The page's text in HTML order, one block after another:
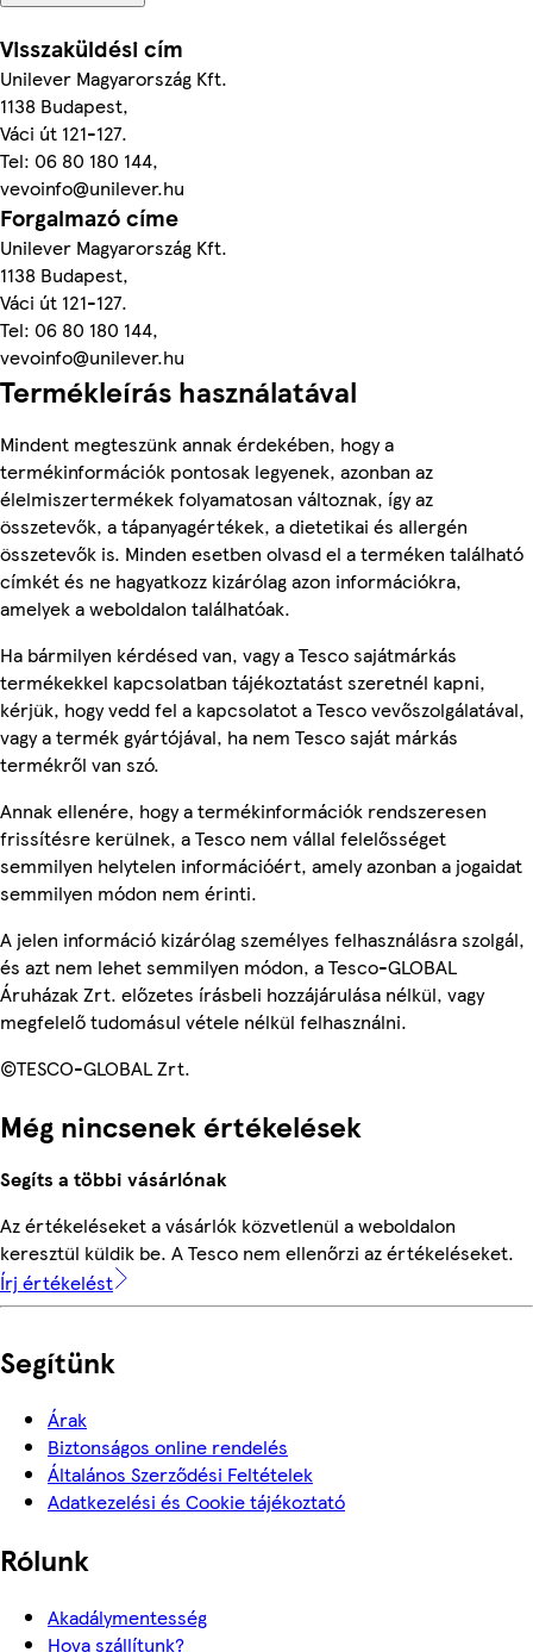
Visszaküldési cím
Unilever Magyarország Kft.
1138 Budapest,
Váci út 121-127.
Tel: 06 80 180 144,
vevoinfo@unilever.hu
Forgalmazó címe
Unilever Magyarország Kft.
1138 Budapest,
Váci út 121-127.
Tel: 06 80 180 144,
vevoinfo@unilever.hu
Termékleírás használatával
Mindent megteszünk annak érdekében, hogy a
termékinformációk pontosak legyenek, azonban az
élelmiszertermékek folyamatosan változnak, így az
összetevők, a tápanyagértékek, a dietetikai és allergén
összetevők is. Minden esetben olvasd el a terméken található
címkét és ne hagyatkozz kizárólag azon információkra,
amelyek a weboldalon találhatóak.
Ha bármilyen kérdésed van, vagy a Tesco sajátmárkás
termékekkel kapcsolatban tájékoztatást szeretnél kapni,
kérjük, hogy vedd fel a kapcsolatot a Tesco vevőszolgálatával,
vagy a termék gyártójával, ha nem Tesco saját márkás
termékről van szó.
Annak ellenére, hogy a termékinformációk rendszeresen
frissítésre kerülnek, a Tesco nem vállal felelősséget
semmilyen helytelen információért, amely azonban a jogaidat
semmilyen módon nem érinti.
A jelen információ kizárólag személyes felhasználásra szolgál,
és azt nem lehet semmilyen módon, a Tesco-GLOBAL
Áruházak Zrt. előzetes írásbeli hozzájárulása nélkül, vagy
megfelelő tudomásul vétele nélkül felhasználni.
©TESCO-GLOBAL Zrt.
Még nincsenek értékelések
Segíts a többi vásárlónak
Az értékeléseket a vásárlók közvetlenül a weboldalon
keresztül küldik be. A Tesco nem ellenőrzi az értékeléseket.
Írj értékelést
Segítünk
Árak
Biztonságos online rendelés
Általános Szerződési Feltételek
Adatkezelési és Cookie tájékoztató
Rólunk
Akadálymentesség
Hova szállítunk?